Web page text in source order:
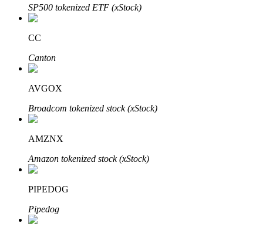
Изучите стейкинг
Узнайте о пассивном доходе
Bitrue
SP500 tokenized ETF (xStock)
CC
Canton
AVGOX
Broadcom tokenized stock (xStock)
AMZNX
Amazon tokenized stock (xStock)
PIPEDOG
Pipedog